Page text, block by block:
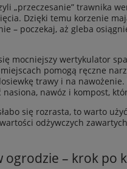
„przeczesanie” trawnika
Dzięki temu korzenie
– poczekaj, aż gleba
mocniejszy wertykulator
pomogą ręczne
trawy i na
nawóz i kompost,
się rozrasta, to warto
odżywczych
ogrodzie – krok po